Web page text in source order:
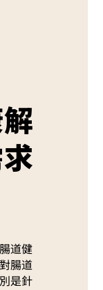
道健
腸道
是針